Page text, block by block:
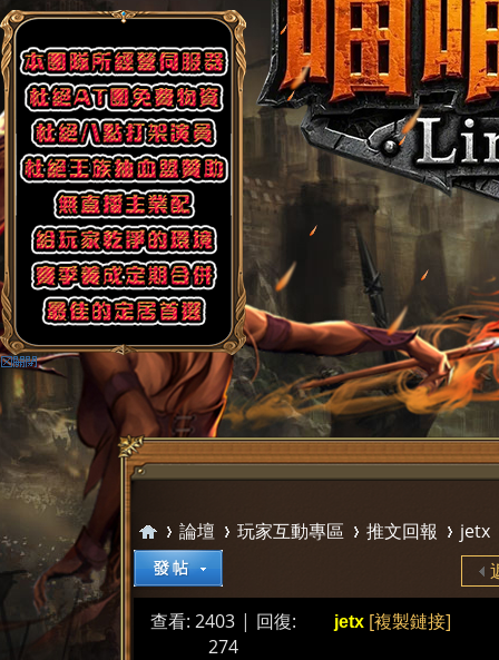
煞»
論壇
›
玩家互動專區
›
推文回報
›
jetx
查看: 2403 | 回復:
274
jetx [複製鏈接]